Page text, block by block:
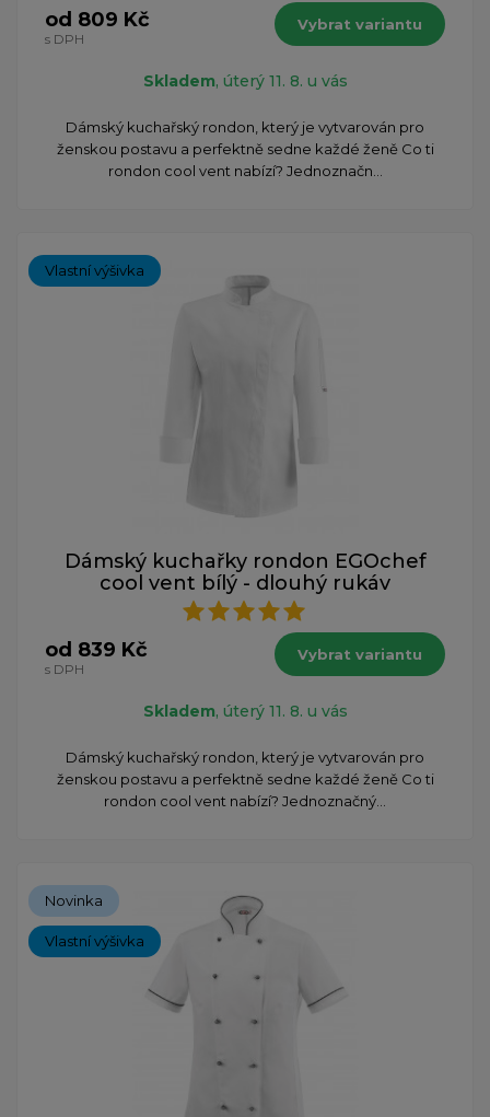
od 809 Kč
s DPH
Vybrat variantu
Skladem, úterý 11. 8. u vás
​Dámský kuchařský rondon, který je vytvarován pro
ženskou postavu a perfektně sedne každé ženě Co ti
rondon cool vent nabízí? Jednoznačn...
Vlastní výšivka
Dámský kuchařky rondon EGOchef
cool vent bílý - dlouhý rukáv
od 839 Kč
s DPH
Vybrat variantu
Skladem, úterý 11. 8. u vás
Dámský kuchařský rondon, který je vytvarován pro
ženskou postavu a perfektně sedne každé ženě Co ti
rondon cool vent nabízí? Jednoznačný...
Novinka
Vlastní výšivka